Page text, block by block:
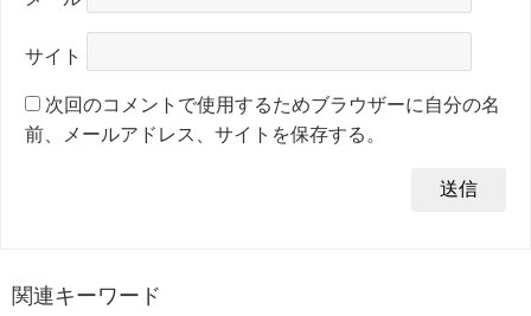
サイト
次回のコメントで使用するためブラウザーに自分の名
前、メールアドレス、サイトを保存する。
関連キーワード